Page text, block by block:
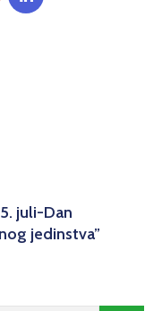
juli-Dan
jedinstva”